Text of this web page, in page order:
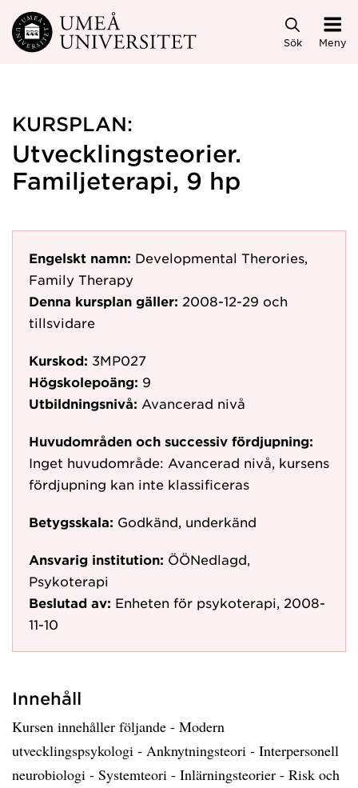
Hoppa direkt till innehållet
Sök Meny
KURSPLAN:
Utvecklingsteorier.
Familjeterapi, 9 hp
Engelskt namn: Developmental Therories,
Family Therapy
Denna kursplan gäller: 2008-12-29 och
tillsvidare
Kurskod: 3MP027
Högskolepoäng: 9
Utbildningsnivå: Avancerad nivå
Huvudområden och successiv fördjupning:
Inget huvudområde: Avancerad nivå, kursens
fördjupning kan inte klassificeras
Betygsskala: Godkänd, underkänd
Ansvarig institution: ÖÖNedlagd,
Psykoterapi
Beslutad av: Enheten för psykoterapi, 2008-
11-10
Innehåll
Kursen innehåller följande - Modern
utvecklingspsykologi - Anknytningsteori - Interpersonell
neurobiologi - Systemteori - Inlärningsteorier - Risk och